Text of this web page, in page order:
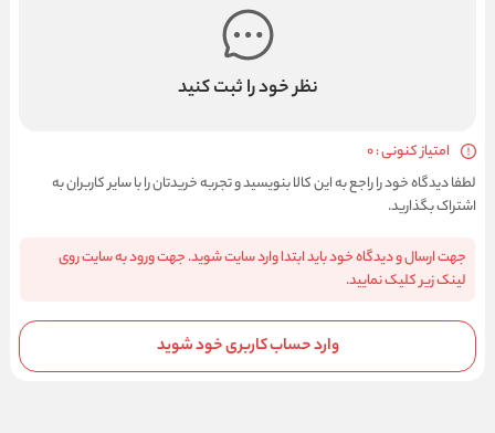
نظر خود را ثبت کنید
امتیاز کنونی : 0
لطفا دیدگاه خود را راجع به این کالا بنویسید و تجربه خریدتان را با سایر کاربران به
اشتراک بگذارید.
جهت ارسال و دیدگاه خود باید ابتدا وارد سایت شوید. جهت ورود به سایت روی
لینک زیر کلیک نمایید.
وارد حساب کاربری خود شوید